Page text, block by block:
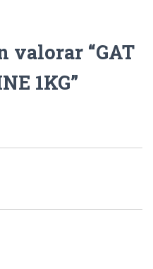
valorar “GAT
1KG”